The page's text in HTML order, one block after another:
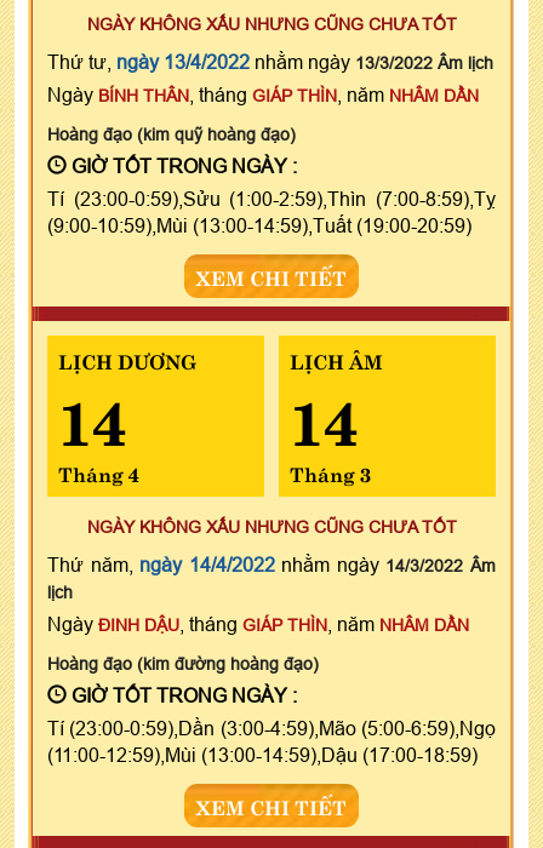
NGÀY KHÔNG XẤU NHƯNG CŨNG CHƯA TỐT
Thứ tư, ngày 13/4/2022 nhằm ngày 13/3/2022 Âm lịch
Ngày BÍNH THÂN , tháng GIÁP THÌN , năm NHÂM DẦN
Hoàng đạo (kim quỹ hoàng đạo)
GIỜ TỐT TRONG NGÀY :
Tí (23:00-0:59),Sửu (1:00-2:59),Thìn (7:00-8:59),Tỵ
(9:00-10:59),Mùi (13:00-14:59),Tuất (19:00-20:59)
XEM CHI TIẾT
LỊCH DƯƠNG
14
Tháng 4
LỊCH ÂM
14
Tháng 3
NGÀY KHÔNG XẤU NHƯNG CŨNG CHƯA TỐT
Thứ năm, ngày 14/4/2022nhằm ngày 14/3/2022 Âm
lịch
Ngày ĐINH DẬU , tháng GIÁP THÌN , năm NHÂM DẦN
Hoàng đạo (kim đường hoàng đạo)
GIỜ TỐT TRONG NGÀY :
Tí (23:00-0:59),Dần (3:00-4:59),Mão (5:00-6:59),Ngọ
(11:00-12:59),Mùi (13:00-14:59),Dậu (17:00-18:59)
XEM CHI TIẾT